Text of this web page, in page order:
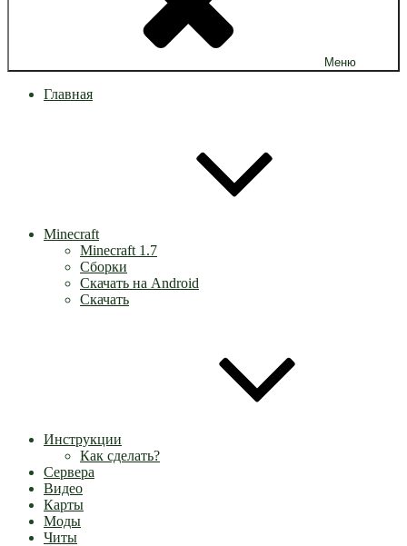
Меню
Главная
Minecraft
Minecraft 1.7
Сборки
Скачать на Android
Скачать
Инструкции
Как сделать?
Сервера
Видео
Карты
Моды
Читы